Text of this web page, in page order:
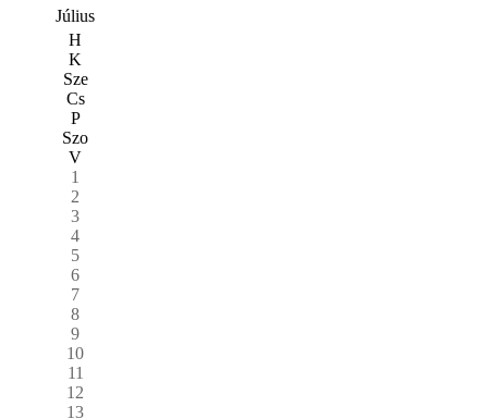
Július
H
K
Sze
Cs
P
Szo
V
1
2
3
4
5
6
7
8
9
10
11
12
13